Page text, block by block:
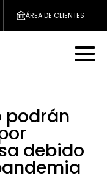
ÁREA DE CLIENTES
podrán
debido